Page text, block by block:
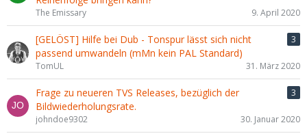
The Emissary 9. April 2020
[GELÖST] Hilfe bei Dub - Tonspur lässt sich nicht
passend umwandeln (mMn kein PAL Standard)
3
TomUL 31. März 2020
Frage zu neueren TVS Releases, bezüglich der
Bildwiederholungsrate.
3
johndoe9302 30. Januar 2020